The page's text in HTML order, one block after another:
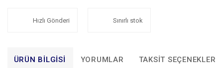
Hızlı Gönderi Sınırlı stok
ÜRÜN BILGISI YORUMLAR TAKSIT SEÇENEKLERI